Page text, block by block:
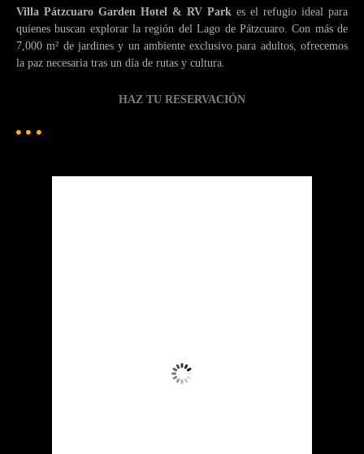
Villa Pátzcuaro Garden Hotel & RV Park es el refugio ideal para
quienes buscan explorar la región del Lago de Pátzcuaro. Con más de
7,000 m² de jardines y un ambiente exclusivo para adultos, ofrecemos
la paz necesaria tras un día de rutas y cultura.
HAZ TU RESERVACIÓN
Lluvia Moderada